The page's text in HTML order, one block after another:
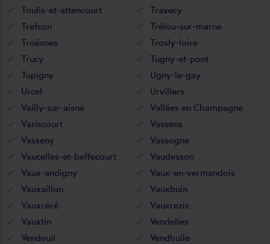
Toulis-et-attencourt
Travecy
Trefcon
Trélou-sur-marne
Troësnes
Trosly-loire
Trucy
Tugny-et-pont
Tupigny
Ugny-le-gay
Urcel
Urvillers
Vailly-sur-aisne
Vallées en Champagne
Variscourt
Vassens
Vasseny
Vassogne
Vaucelles-et-beffecourt
Vaudesson
Vaux-andigny
Vaux-en-vermandois
Vauxaillon
Vauxbuin
Vauxcéré
Vauxrezis
Vauxtin
Vendelles
Vendeuil
Vendhuile